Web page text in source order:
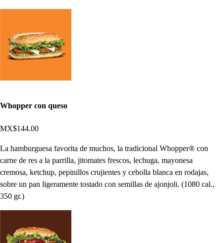
Whopper con queso
MX$144.00
La hamburguesa favorita de muchos, la tradicional Whopper® con
carne de res a la parrilla, jitomates frescos, lechuga, mayonesa
cremosa, ketchup, pepinillos crujientes y cebolla blanca en rodajas,
sobre un pan ligeramente tostado con semillas de ajonjoli. (1080 cal.,
350 gr.)